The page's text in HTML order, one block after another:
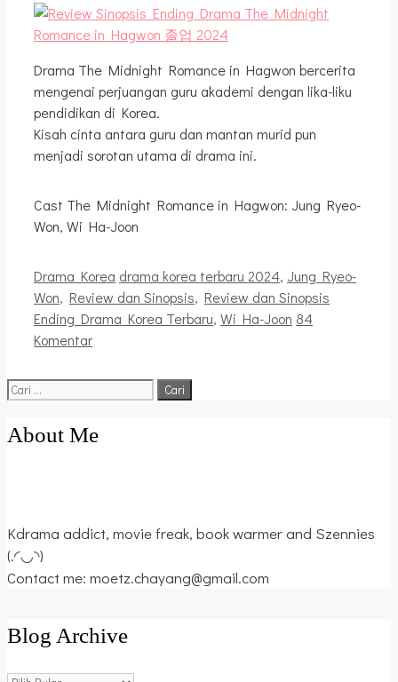
Drama The Midnight Romance in Hagwon bercerita
mengenai perjuangan guru akademi dengan lika-liku
pendidikan di Korea.
Kisah cinta antara guru dan mantan murid pun
menjadi sorotan utama di drama ini.
Cast The Midnight Romance in Hagwon: Jung Ryeo-
Won, Wi Ha-Joon
Kategori
Drama Korea Tag
drama korea terbaru 2024, Jung Ryeo-
Won, Review dan Sinopsis, Review dan Sinopsis
Ending Drama Korea Terbaru, Wi Ha-Joon 84
Komentar
Cari
About Me
Kdrama addict, movie freak, book warmer and Szennies
(.◜◡◝)
Contact me: moetz.chayang@gmail.com
Blog Archive